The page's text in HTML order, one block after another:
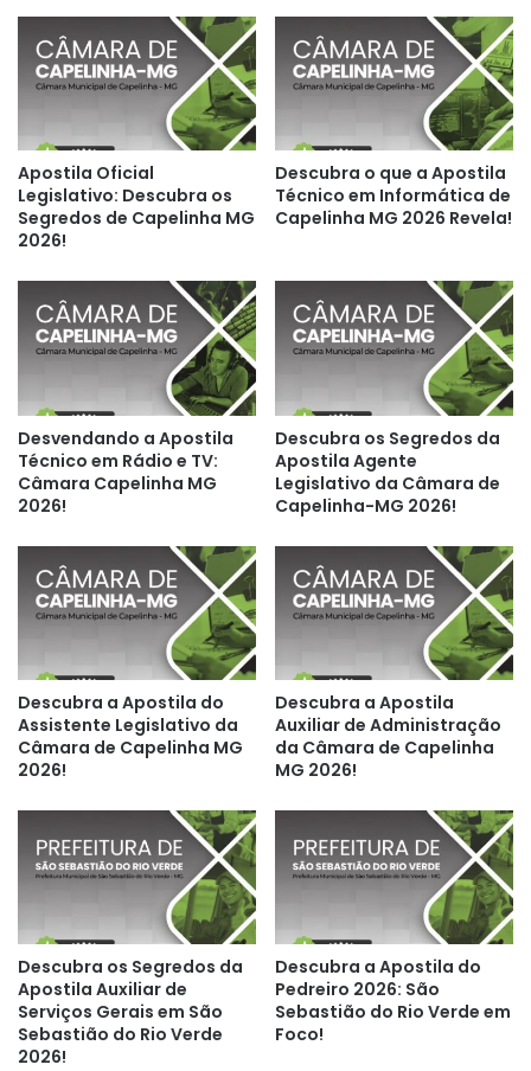
Apostila Oficial
Legislativo: Descubra os
Segredos de Capelinha MG
2026!
Descubra o que a Apostila
Técnico em Informática de
Capelinha MG 2026 Revela!
Desvendando a Apostila
Técnico em Rádio e TV:
Câmara Capelinha MG
2026!
Descubra os Segredos da
Apostila Agente
Legislativo da Câmara de
Capelinha-MG 2026!
Descubra a Apostila do
Assistente Legislativo da
Câmara de Capelinha MG
2026!
Descubra a Apostila
Auxiliar de Administração
da Câmara de Capelinha
MG 2026!
Descubra os Segredos da
Apostila Auxiliar de
Serviços Gerais em São
Sebastião do Rio Verde
2026!
Descubra a Apostila do
Pedreiro 2026: São
Sebastião do Rio Verde em
Foco!